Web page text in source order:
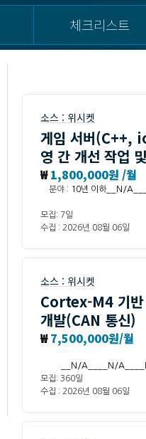
체크리스트
소스 : 위시켓
게임 서버
영 간 개선 작업
₩1,800,000원 /월
분야 : 10년 이하__N/
모집: 7일
수집 : 2026년 08월 06일
소스 : 위시켓
Cortex-M4 기반
개발(CAN 통신)
₩7,500,000원/월
__N/A____N/
모집: 360일
수집 : 2026년 08월 06일